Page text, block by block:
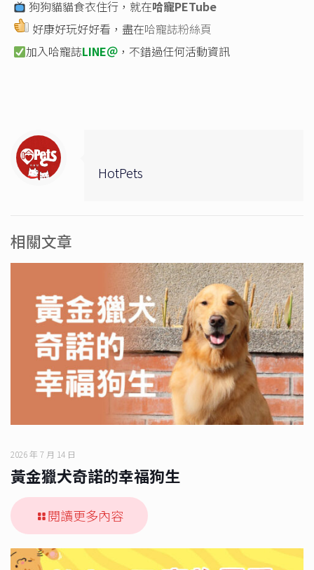
狗狗貓貓食衣住行，就在哈寵PETube
好康好玩好好看，盡在哈寵誌粉絲頁
加入哈寵誌LINE＠ ，不錯過任何活動資訊
HotPets
相關文章
2026 年 7 月 14 日
黃金獵犬奇諾的幸福狗生
閱讀更多內容